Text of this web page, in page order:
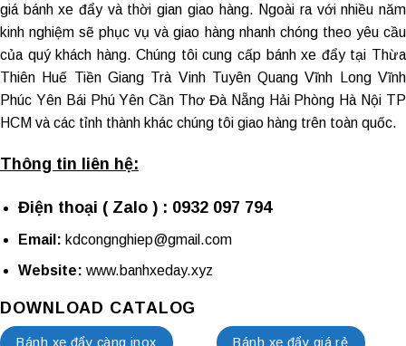
giá bánh xe đẩy và thời gian giao hàng. Ngoài ra với nhiều năm
kinh nghiệm sẽ phục vụ và giao hàng nhanh chóng theo yêu cầu
của quý khách hàng. Chúng tôi cung cấp bánh xe đẩy tại Thừa
Thiên Huế Tiền Giang Trà Vinh Tuyên Quang Vĩnh Long Vĩnh
Phúc Yên Bái Phú Yên Cần Thơ Đà Nẵng Hải Phòng Hà Nội TP
HCM và các tỉnh thành khác chúng tôi giao hàng trên toàn quốc.
Thông tin liên hệ:
Điện thoại ( Zalo ) : 0932 097 794
Email: kdcongnghiep@gmail.com
Website: www.banhxeday.xyz
DOWNLOAD CATALOG
Bánh xe đẩy càng inox Bánh xe đẩy giá rẻ